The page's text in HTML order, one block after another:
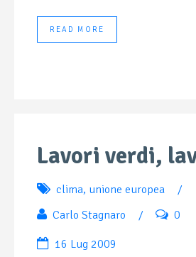
READ MORE
Lavori verdi,
clima, unione europea
/
Carlo Stagnaro
/ 0
16 Lug 2009